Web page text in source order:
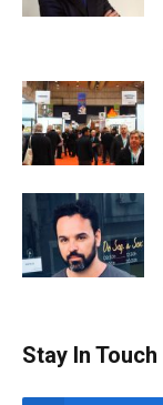
Stay In Touch